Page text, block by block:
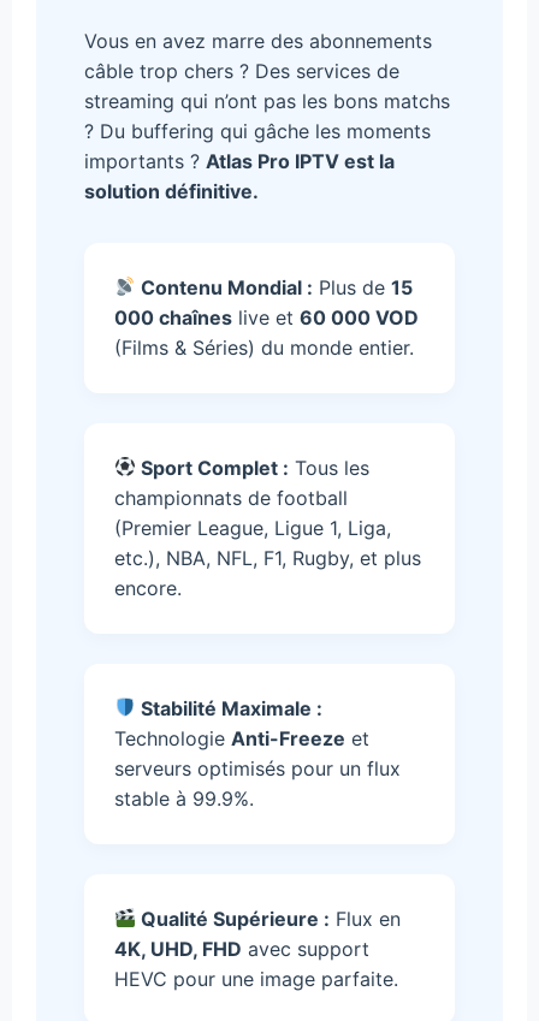
Vous en avez marre des abonnements
câble trop chers ? Des services de
streaming qui n’ont pas les bons matchs
? Du buffering qui gâche les moments
importants ? Atlas Pro IPTV est la
solution définitive.
Contenu Mondial : Plus de15
000 chaînes live et 60 000 VOD
(Films & Séries) du monde entier.
Sport Complet : Tous les
championnats de football
(Premier League, Ligue 1, Liga,
etc.), NBA, NFL, F1, Rugby, et plus
encore.
Stabilité Maximale :
Technologie Anti-Freeze et
serveurs optimisés pour un flux
stable à 99.9%.
Qualité Supérieure : Flux en
4K, UHD, FHD avec support
HEVC pour une image parfaite.